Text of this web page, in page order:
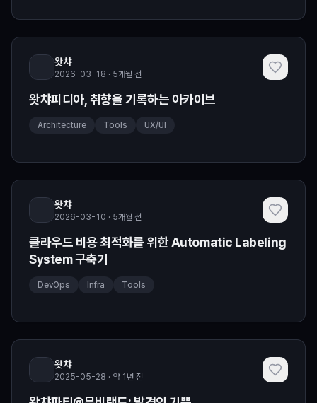
왓챠
2026-03-18 · 5개월 전
왓챠피디아, 취향을 기록하는 아카이브
Architecture Tools UX/UI
왓챠
2026-03-10 · 5개월 전
클라우드 비용 최적화를 위한 Automatic Labeling
System 구축기
DevOps Infra Tools
왓챠
2025-05-28 · 약 1년 전